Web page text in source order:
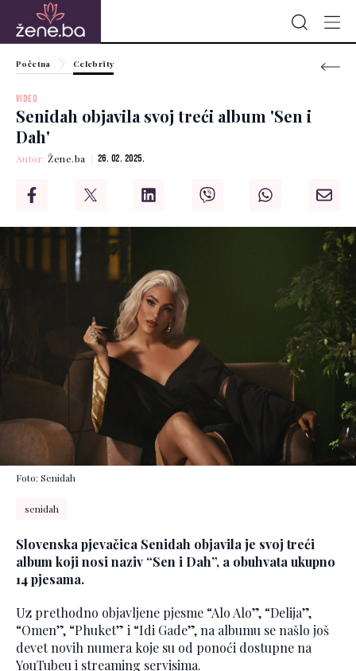
Početna Celebrity
VIDEO
Senidah objavila svoj treći album 'Sen i
Dah'
Autor:Žene.ba 26. 02. 2025.
Foto: Senidah
senidah
Slovenska pjevačica Senidah objavila je svoj treći
album koji nosi naziv “Sen i Dah”, a obuhvata ukupno
14 pjesama.
Uz prethodno objavljene pjesme “Alo Alo”, “Delija”,
“Omen”, “Phuket” i “Idi Gade”, na albumu se našlo još
devet novih numera koje su od ponoći dostupne na
YouTubeu i streaming servisima.